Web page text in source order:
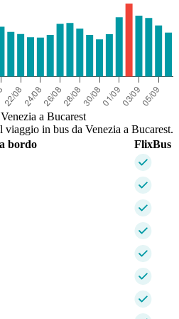
a Bucarest
in bus da Venezia a Bucarest.
bordo
FlixBus